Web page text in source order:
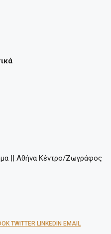
|| Αθήνα Κέντρο/Ζωγράφος
TWITTER LINKEDIN EMAIL